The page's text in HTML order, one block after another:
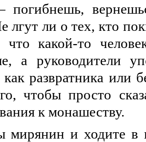
лгут ли о тех, кто
что какой-то
а руководители
развратника или
чтобы просто
к монашеству.
мирянин и ходите в